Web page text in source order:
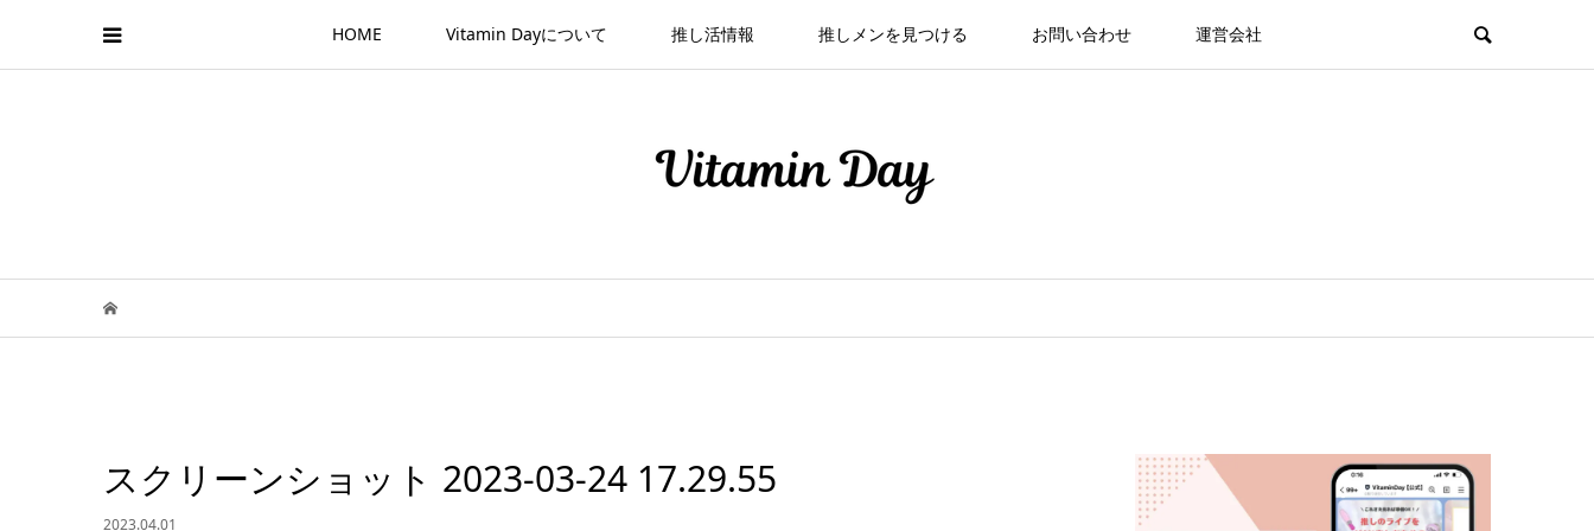
HOME Vitamin Dayについて 推し活情報 推しメンを見つける お問い合わせ 運営会社
スクリーンショット 2023-03-24 17.29.55
2023.04.01